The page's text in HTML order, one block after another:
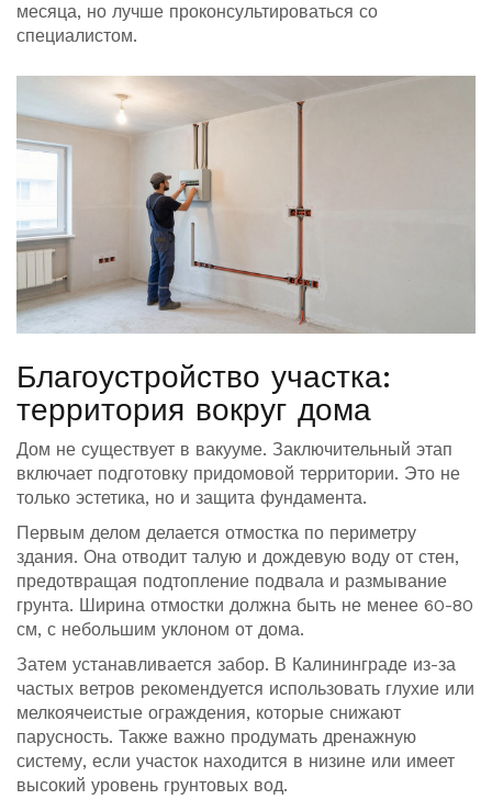
месяца, но лучше проконсультироваться со
специалистом.
Благоустройство участка:
территория вокруг дома
Дом не существует в вакууме. Заключительный этап
включает подготовку придомовой территории. Это не
только эстетика, но и защита фундамента.
Первым делом делается отмостка по периметру
здания. Она отводит талую и дождевую воду от стен,
предотвращая подтопление подвала и размывание
грунта. Ширина отмостки должна быть не менее 60-80
см, с небольшим уклоном от дома.
Затем устанавливается забор. В Калининграде из-за
частых ветров рекомендуется использовать глухие или
мелкоячеистые ограждения, которые снижают
парусность. Также важно продумать дренажную
систему, если участок находится в низине или имеет
высокий уровень грунтовых вод.